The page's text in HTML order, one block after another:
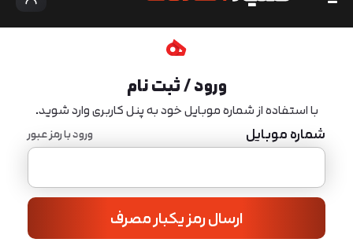
ورود / ثبت نام
با استفاده از شماره موبایل خود به پنل کاربری وارد شوید.
شماره موبایل ورود با رمز عبور
ارسال رمز یکبار مصرف